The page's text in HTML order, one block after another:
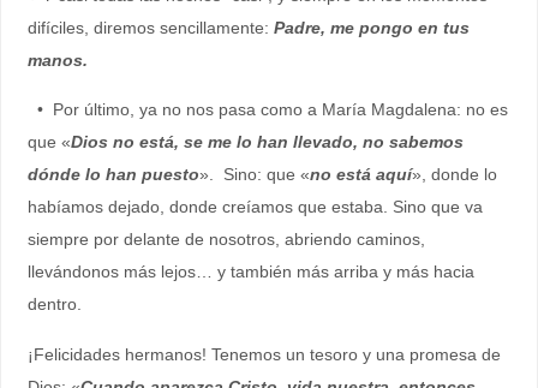
difíciles, diremos sencillamente: Padre, me pongo en tus
manos.
• Por último, ya no nos pasa como a María Magdalena: no es
que «Dios no está, se me lo han llevado, no sabemos
dónde lo han puesto». Sino: que «no está aquí», donde lo
habíamos dejado, donde creíamos que estaba. Sino que va
siempre por delante de nosotros, abriendo caminos,
llevándonos más lejos… y también más arriba y más hacia
dentro.
¡Felicidades hermanos! Tenemos un tesoro y una promesa de